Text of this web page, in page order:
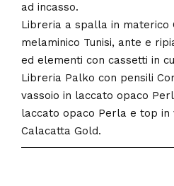
ad incasso.
Libreria a spalla in materico
melaminico Tunisi, ante e
ed elementi con cassetti in
Libreria Palko con pensili
vassoio in laccato opaco
laccato opaco Perla e top
Calacatta Gold.